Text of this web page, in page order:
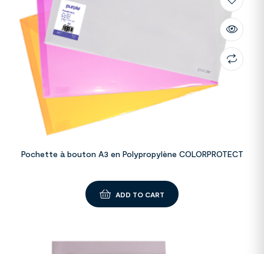
Pochette à bouton A3 en Polypropylène COLORPROTECT
ADD TO CART